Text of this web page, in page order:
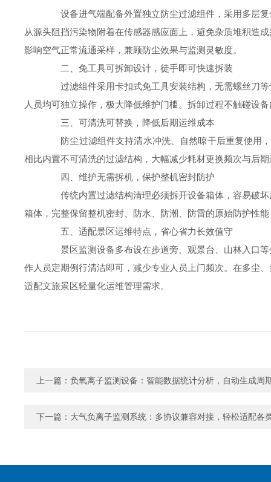
设备进气端配备外置独立防尘过滤组件，采用多层复
从源头阻挡污染物附着在传感器感应面上，避免杂质堆积造
影响空气正常流通采样，兼顾防尘效果与监测灵敏度。
二、免工具可拆卸设计，徒手即可快速拆装
过滤组件采用卡扣式免工具安装结构，无需螺丝刀等
人员均可独立操作，极大降低维护门槛。拆卸过程不触碰设
三、可清洗可替换，降低后期运维成本
防尘过滤组件支持清水冲洗、自然晾干后重复使用，
相比内置不可清洗的过滤结构，大幅减少耗材更换频次与后
四、维护无需拆机，保护整机密封防护
传统内置过滤结构清理必须拆开设备箱体，容易破坏
箱体，完整保留整机密封、防水、防潮、防雷的原始防护性
五、适配景区运维特点，省心省力长效值守
景区监测设备多布设在步道旁、观景台、山林入口等
作人员定期例行清洁即可，减少专业人员上门频次。在多尘
适配文旅景区轻量化运维管理需求。
上一篇： 负氧离子监测设备：智能数据统计分析，自动生成周
下一篇： 大气负离子监测系统：多协议兼容对接，轻松适配各